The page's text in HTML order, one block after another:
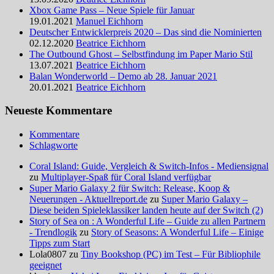
Xbox Game Pass – Neue Spiele für Januar
19.01.2021 Manuel Eichhorn
Deutscher Entwicklerpreis 2020 – Das sind die Nominierten
02.12.2020 Beatrice Eichhorn
The Outbound Ghost – Selbstfindung im Paper Mario Stil
13.07.2021 Beatrice Eichhorn
Balan Wonderworld – Demo ab 28. Januar 2021
20.01.2021 Beatrice Eichhorn
Neueste Kommentare
Kommentare
Schlagworte
Coral Island: Guide, Vergleich & Switch-Infos - Mediensignal
zu Multiplayer-Spaß für Coral Island verfügbar
Super Mario Galaxy 2 für Switch: Release, Koop &
Neuerungen - Aktuellreport.de zu Super Mario Galaxy –
Diese beiden Spieleklassiker landen heute auf der Switch (2)
Story of Sea on : A Wonderful Life – Guide zu allen Partnern
- Trendlogik zu Story of Seasons: A Wonderful Life – Einige
Tipps zum Start
Lola0807 zu Tiny Bookshop (PC) im Test – Für Bibliophile
geeignet